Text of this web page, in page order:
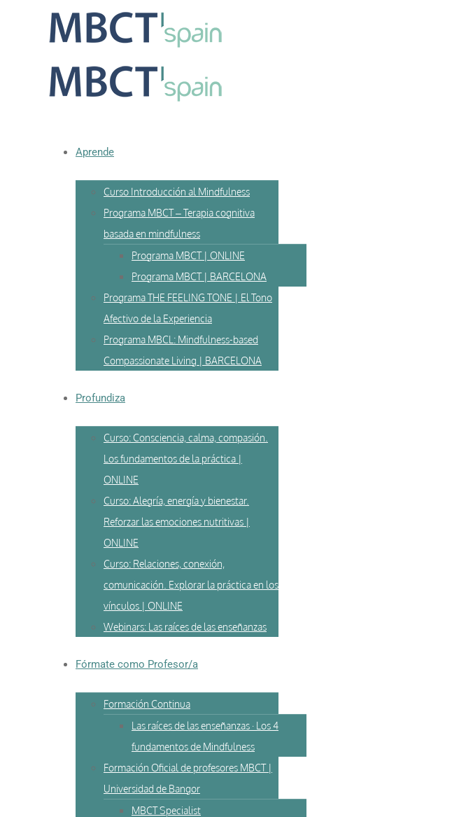
Aprende
Curso Introducción al Mindfulness
Programa MBCT – Terapia cognitiva
basada en mindfulness
Programa MBCT | ONLINE
Programa MBCT | BARCELONA
Programa THE FEELING TONE | El Tono
Afectivo de la Experiencia
Programa MBCL: Mindfulness-based
Compassionate Living | BARCELONA
Profundiza
Curso: Consciencia, calma, compasión.
Los fundamentos de la práctica |
ONLINE
Curso: Alegría, energía y bienestar.
Reforzar las emociones nutritivas |
ONLINE
Curso: Relaciones, conexión,
comunicación. Explorar la práctica en los
vínculos | ONLINE
Webinars: Las raíces de las enseñanzas
Fórmate como Profesor/a
Formación Continua
Las raíces de las enseñanzas · Los 4
fundamentos de Mindfulness
Formación Oficial de profesores MBCT |
Universidad de Bangor
MBCT Specialist